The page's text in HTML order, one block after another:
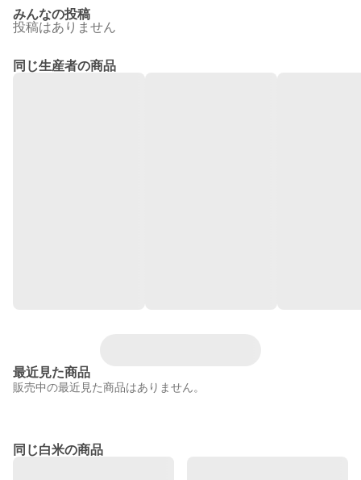
みんなの投稿
投稿はありません
同じ生産者の商品
最近見た商品
販売中の最近見た商品はありません。
同じ白米の商品